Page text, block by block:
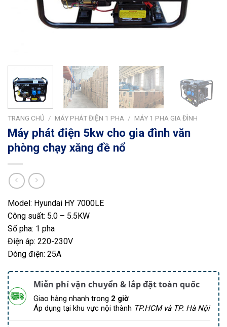
TRANG CHỦ / MÁY PHÁT ĐIỆN 1 PHA / MÁY 1 PHA GIA ĐÌNH
Máy phát điện 5kw cho gia đình văn
phòng chạy xăng đề nổ
Model: Hyundai HY 7000LE
Công suất: 5.0 – 5.5KW
Số pha: 1 pha
Điện áp: 220-230V
Dòng điện: 25A
Miễn phí vận chuyển & lắp đặt toàn quốc
Giao hàng nhanh trong 2 giờ
Áp dụng tại khu vực nội thành TP.HCM và TP. Hà Nội